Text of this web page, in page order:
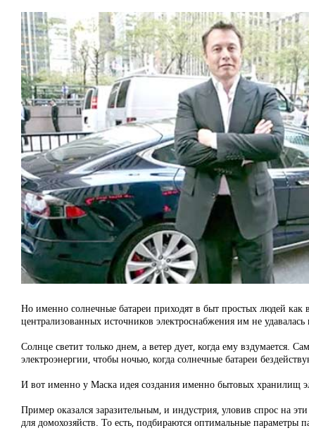
Но именно солнечные батареи приходят в быт простых людей как
централизованных источников электроснабжения им не
Солнце светит только днем, а ветер дует, когда ему вздумается.
электроэнергии, чтобы ночью, когда солнечные батареи
И вот именно у Маска идея создания именно бытовых хранилищ
Пример оказался заразительным, и индустрия, уловив спрос на
для домохозяйств. То есть, подбираются оптимальные параметры